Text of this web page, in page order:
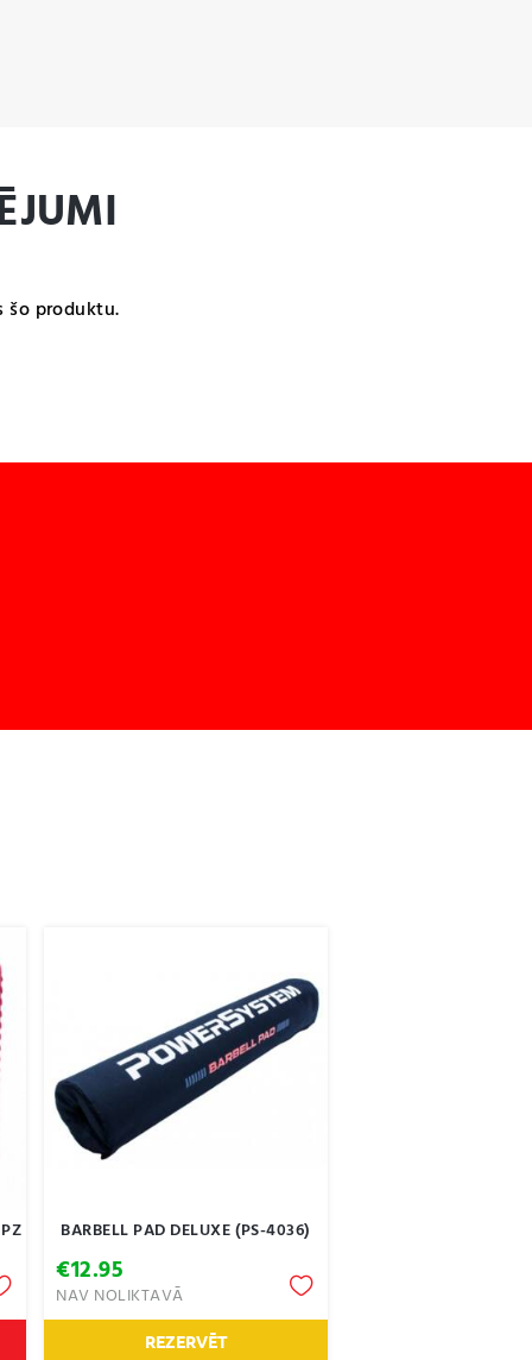
šo produktu.
BARBELL PAD DELUXE (PS-4036)
€12.95
NAV NOLIKTAVĀ
REZERVĒT